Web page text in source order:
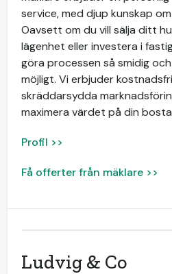
service, med djup kunskap
Oavsett om du vill sälja ditt
lägenhet eller investera i
göra processen så smidig
möjligt. Vi erbjuder
skräddarsydda
maximera värdet på din
Profil >>
Få offerter från mäklare >>
Ludvig & Co